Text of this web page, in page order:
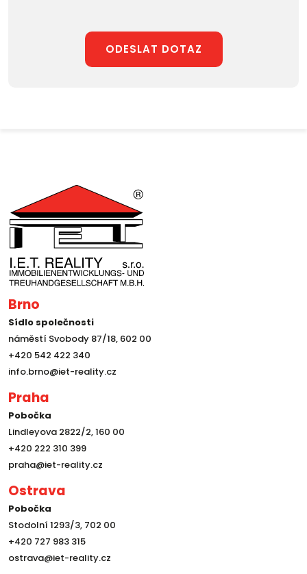
ODESLAT DOTAZ
Brno
Sídlo společnosti
náměstí Svobody 87/18, 602 00
+420 542 422 340
info.brno@iet-reality.cz
Praha
Pobočka
Lindleyova 2822/2, 160 00
+420 222 310 399
praha@iet-reality.cz
Ostrava
Pobočka
Stodolní 1293/3, 702 00
+420 727 983 315
ostrava@iet-reality.cz